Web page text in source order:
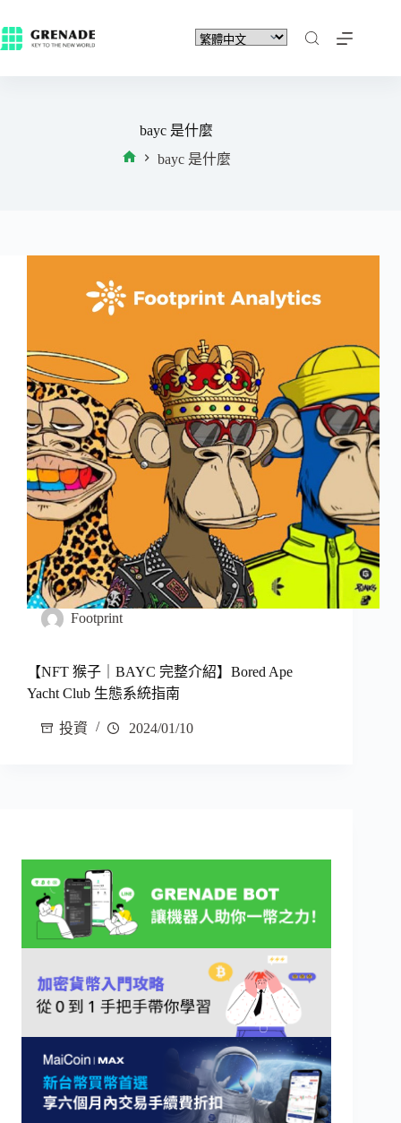
bayc 是什麼
bayc 是什麼
Footprint
【NFT 猴子｜BAYC 完整介紹】Bored Ape
Yacht Club 生態系統指南
投資 2024/01/10